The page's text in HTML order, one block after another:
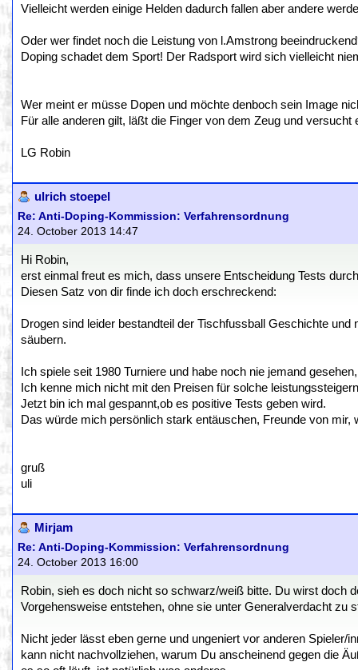
Vielleicht werden einige Helden dadurch fallen aber andere
Oder wer findet noch die Leistung von l.Amstrong
Doping schadet dem Sport! Der Radsport wird sich vielleicht
Wer meint er müsse Dopen und möchte denboch sein Image
Für alle anderen gilt, läßt die Finger von dem Zeug und versucht
LG Robin
ulrich stoepel
Re: Anti-Doping-Kommission: Verfahrensordnung
24. October 2013 14:47
Hi Robin,
erst einmal freut es mich, dass unsere Entscheidung Tests
Diesen Satz von dir finde ich doch erschreckend:
Drogen sind leider bestandteil der Tischfussball Geschichte
säubern.
Ich spiele seit 1980 Turniere und habe noch nie jemand
Ich kenne mich nicht mit den Preisen für solche
Jetzt bin ich mal gespannt,ob es positive Tests geben wird.
Das würde mich persönlich stark entäuschen, Freunde von
gruß
uli
Mirjam
Re: Anti-Doping-Kommission: Verfahrensordnung
24. October 2013 16:00
Robin, sieh es doch nicht so schwarz/weiß bitte. Du wirst doch
Vorgehensweise entstehen, ohne sie unter Generalverdacht zu
Nicht jeder lässt eben gerne und ungeniert vor anderen
kann nicht nachvollziehen, warum Du anscheinend gegen die